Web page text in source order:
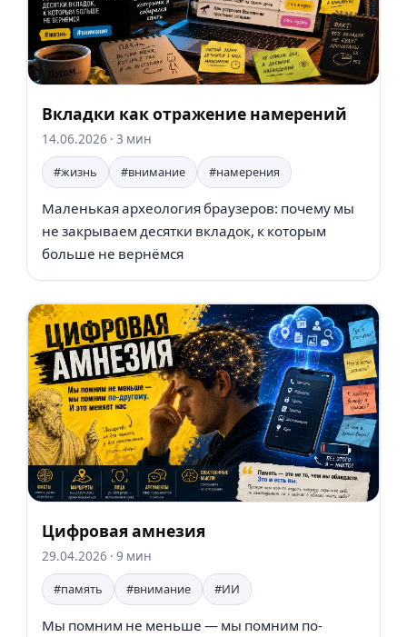
Вкладки как отражение намерений
14.06.2026 · 3 мин
#жизнь
#внимание #намерения
Маленькая археология браузеров: почему мы
не закрываем десятки вкладок, к которым
больше не вернёмся
Цифровая амнезия
29.04.2026 · 9 мин
#память
#внимание #ИИ
Мы помним не меньше — мы помним по-